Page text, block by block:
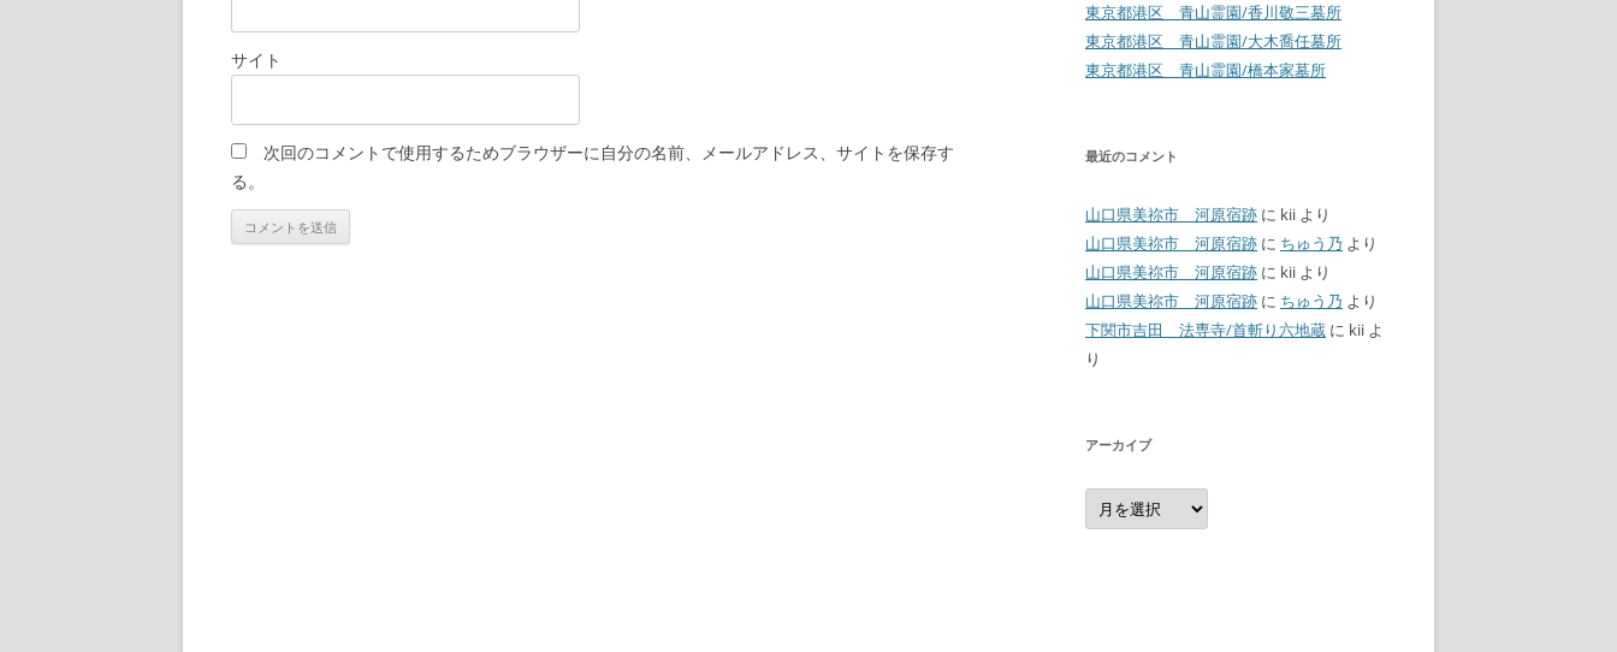
サイト
次回のコメントで使用するためブラウザーに自分の名前、メールアドレス、サイトを保存す
る。
東京都港区 青山霊園/香川敬三墓所
東京都港区 青山霊園/大木喬任墓所
東京都港区 青山霊園/橋本家墓所
最近のコメント
山口県美祢市 河原宿跡 に kii より
山口県美祢市 河原宿跡 に ちゅう乃 より
山口県美祢市 河原宿跡 に kii より
山口県美祢市 河原宿跡 に ちゅう乃 より
下関市吉田 法専寺/首斬り六地蔵 に kii よ
り
アーカイブ
ア
ー
カ